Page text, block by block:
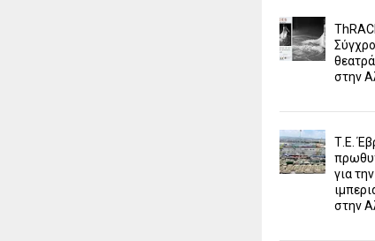
στην
Τ.Ε.
για
στην